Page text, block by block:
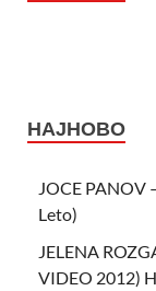
НАЈНОВО
JOCE PANOV
Leto)
JELENA
VIDEO 2012)